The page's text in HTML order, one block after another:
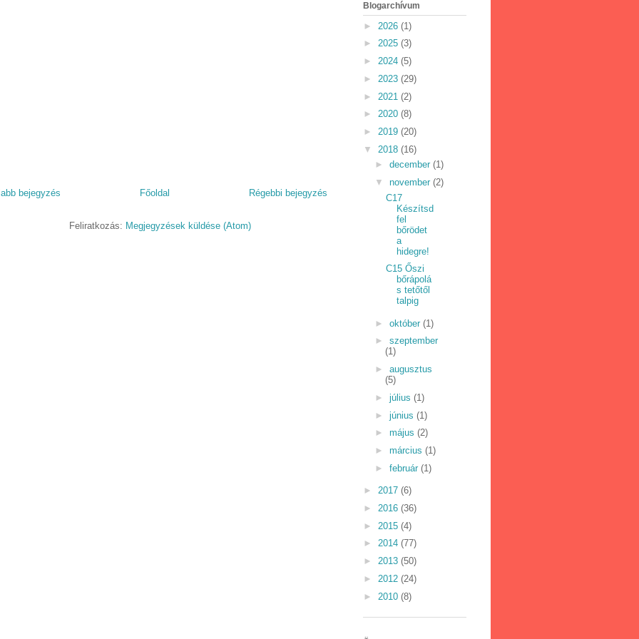
bejegyzés Régebbi bejegyzés
Főoldal
Feliratkozás: Megjegyzések küldése (Atom)
Blogarchívum
► 2026 (1)
► 2025 (3)
► 2024 (5)
► 2023 (29)
► 2021 (2)
► 2020 (8)
► 2019 (20)
▼ 2018 (16)
► december (1)
▼ november (2)
C17
Készítsd
fel
bőrödet
a
hidegre!
C15 Őszi
bőrápolá
s tetőtől
talpig
► október (1)
► szeptember
(1)
► augusztus
(5)
► július (1)
► június (1)
► május (2)
► március (1)
► február (1)
► 2017 (6)
► 2016 (36)
► 2015 (4)
► 2014 (77)
► 2013 (50)
► 2012 (24)
► 2010 (8)